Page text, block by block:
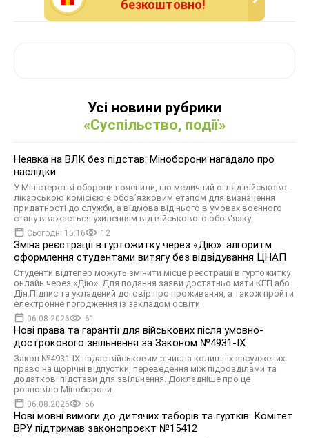
безкоштовно!
Усі новини рубрики
«Суспільство, події»
Неявка на ВЛК без підстав: Міноборони нагадало про
наслідки
У Міністерстві оборони пояснили, що медичний огляд військово-
лікарською комісією є обов’язковим етапом для визначення
придатності до служби, а відмова від нього в умовах воєнного
стану вважається ухиленням від військового обов'язку
Сьогодні 15:16 12
Зміна реєстрації в гуртожитку через «Дію»: алгоритм
оформлення студентами витягу без відвідування ЦНАП
Студенти відтепер можуть змінити місце реєстрації в гуртожитку
онлайн через «Дію». Для подання заяви достатньо мати КЕП або
Дія.Підпис та укладений договір про проживання, а також пройти
електронне погодження із закладом освіти
06.08.2026 61
Нові права та гарантії для військових після умовно-
дострокового звільнення за Законом №4931-ІХ
Закон №4931-ІХ надає військовим з числа колишніх засуджених
право на щорічні відпустки, переведення між підрозділами та
додаткові підстави для звільнення. Докладніше про це
розповіло Міноборони
06.08.2026 56
Нові мовні вимоги до дитячих таборів та гуртків: Комітет
ВРУ підтримав законопроєкт №15412